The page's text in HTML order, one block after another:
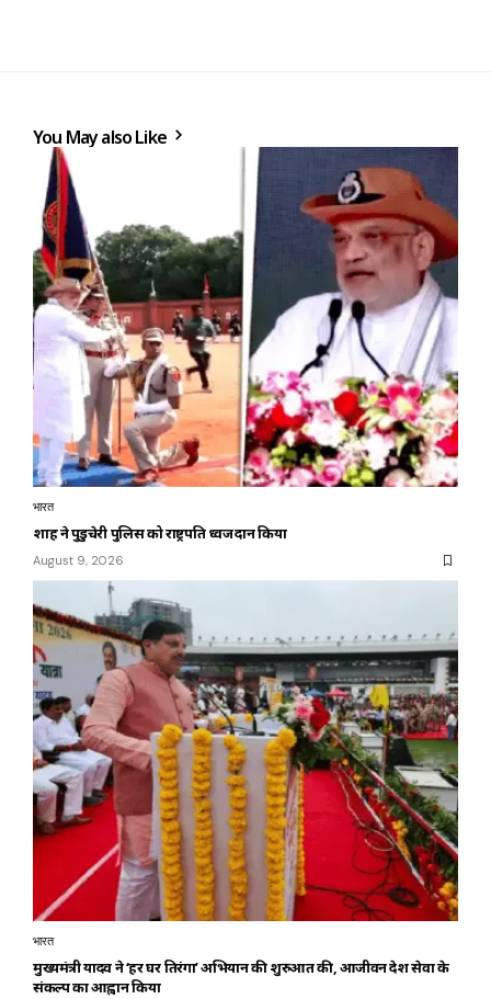
You May also Like
भारत
शाह ने पुडुचेरी पुलिस को राष्ट्रपति ध्वज प्रदान किया
August 9, 2026
भारत
मुख्यमंत्री यादव ने ‘हर घर तिरंगा’ अभियान की शुरुआत की, आजीवन देश सेवा के
संकल्प का आह्वान किया